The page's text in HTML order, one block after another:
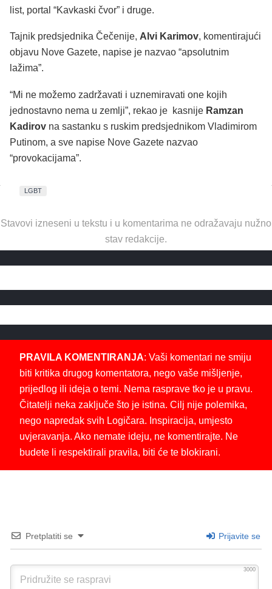
list, portal “Kavkaski čvor” i druge.
Tajnik predsjednika Čečenije, Alvi Karimov, komentirajući
objavu Nove Gazete, napise je nazvao “apsolutnim
lažima”.
“Mi ne možemo zadržavati i uznemiravati one kojih
jednostavno nema u zemlji”, rekao je kasnije Ramzan
Kadirov na sastanku s ruskim predsjednikom Vladimirom
Putinom, a sve napise Nove Gazete nazvao
“provokacijama”.
LGBT
Stavovi izneseni u tekstu i u komentarima ne odražavaju nužno
stav redakcije.
PRAVILA KOMENTIRANJA: Vaši komentari ne smiju
biti kritika drugog komentatora, nego vaše mišljenje,
prijedlog ili ideja o temi. Nema rasprave tko je u pravu.
Čitatelji neka zaključe što je istina. Cilj nije polemika,
nego napredak svih Logičara. Inspiracija, umjesto
uvjeravanja. Ako nemate ideju, ne komentirajte. Ne
budete li respektirali pravila, biti će te blokirani.
Pretplatiti se Prijavite se
3000